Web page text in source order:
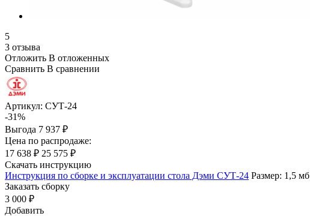
5
3 отзыва
Отложить В отложенных
Сравнить В сравнении
Артикул: СУТ-24
-31%
Выгода 7 937 ₽
Цена по распродаже:
17 638 ₽ 25 575 ₽
Скачать инструкцию
Инструкция по сборке и эксплуатации стола Дэми СУТ-24 Размер: 1,5 мб
Заказать сборку
3 000 ₽
Добавить